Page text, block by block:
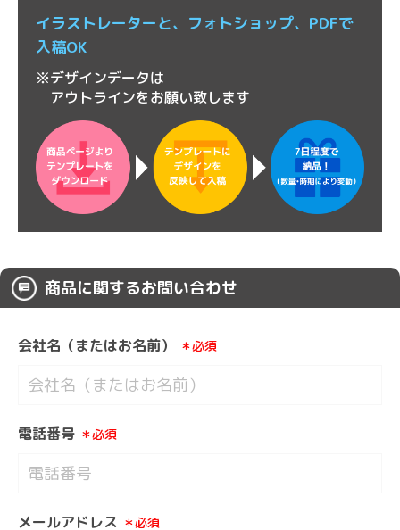
イラストレーターと、 フォトショップ、 PDFで
入稿OK
※デザインデータは
アウトラインをお願い致します
商品に関するお問い合わせ
会社名（またはお名前） ＊必須
電話番号 ＊必須
メールアドレス ＊必須